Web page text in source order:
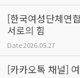
[한국여성단체연
서로의 힘
Date2026.05.27
[카카오톡 채널]